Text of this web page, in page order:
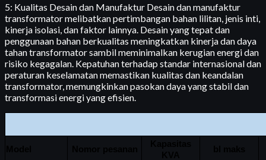
5: Kualitas Desain dan Manufaktur Desain dan manufaktur
transformator melibatkan pertimbangan bahan lilitan, jenis inti,
kinerja isolasi, dan faktor lainnya. Desain yang tepat dan
penggunaan bahan berkualitas meningkatkan kinerja dan daya
tahan transformator sambil meminimalkan kerugian energi dan
risiko kegagalan. Kepatuhan terhadap standar internasional dan
peraturan keselamatan memastikan kualitas dan keandalan
transformator, memungkinkan pasokan daya yang stabil dan
transformasi energi yang efisien.